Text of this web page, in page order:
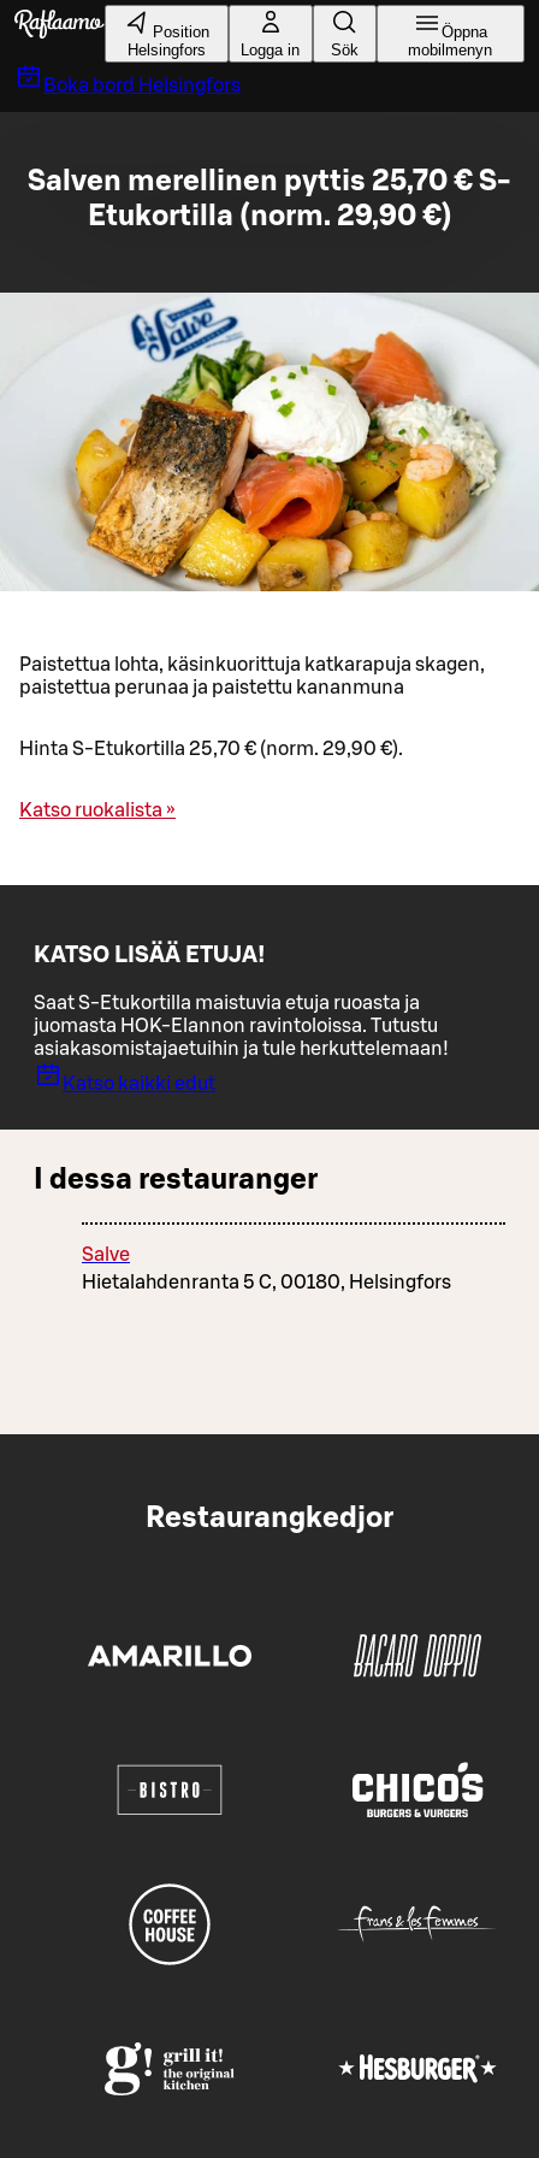
Gå till huvudinnehållet
Position
Helsingfors
Logga in Sök
Öppna
mobilmenyn
Boka bord Helsingfors
Salven merellinen pyttis 25,70 € S-
Etukortilla (norm. 29,90 €)
Paistettua lohta, käsinkuorittuja katkarapuja skagen,
paistettua perunaa ja paistettu kananmuna
Hinta S-Etukortilla 25,70 € (norm. 29,90 €).
Katso ruokalista »
KATSO LISÄÄ ETUJA!
Saat S-Etukortilla maistuvia etuja ruoasta ja
juomasta HOK-Elannon ravintoloissa. Tutustu
asiakasomistajaetuihin ja tule herkuttelemaan!
Katso kaikki edut
I dessa restauranger
Salve
Hietalahdenranta 5 C, 00180, Helsingfors
Restaurangkedjor